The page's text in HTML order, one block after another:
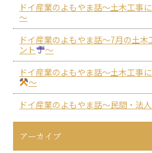
ドイ産業のよもやま話～土木工事
～
ドイ産業のよもやま話～7月の土
ント
～
ドイ産業のよもやま話～土木工事
～
ドイ産業のよもやま話～民間・法
アーカイブ